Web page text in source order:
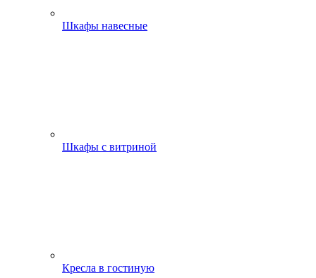
Шкафы навесные
Шкафы с витриной
Кресла в гостиную